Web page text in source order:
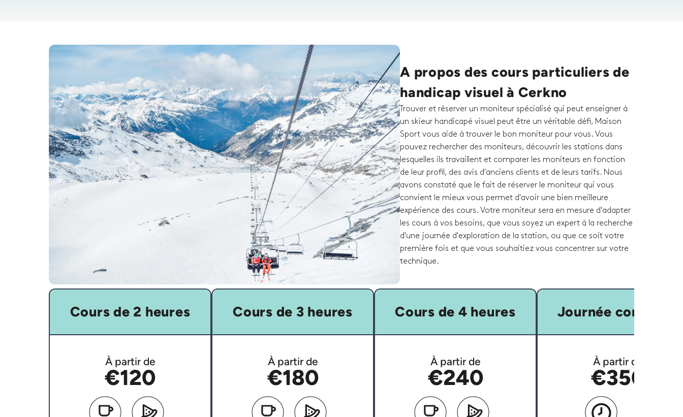
A propos des cours particuliers de
handicap visuel à Cerkno
Trouver et réserver un moniteur spécialisé qui peut enseigner à
un skieur handicapé visuel peut être un véritable défi, Maison
Sport vous aide à trouver le bon moniteur pour vous. Vous
pouvez rechercher des moniteurs, découvrir les stations dans
lesquelles ils travaillent et comparer les moniteurs en fonction
de leur profil, des avis d'anciens clients et de leurs tarifs. Nous
avons constaté que le fait de réserver le moniteur qui vous
convient le mieux vous permet d'avoir une bien meilleure
expérience des cours. Votre moniteur sera en mesure d'adapter
les cours à vos besoins, que vous soyez un expert à la recherche
d'une journée d'exploration de la station, ou que ce soit votre
première fois et que vous souhaitiez vous concentrer sur votre
technique.
Cours de 2 heures
À partir de
€120
Cours de 3 heures
À partir de
€180
Cours de 4 heures
À partir de
€240
Journée complète
À partir de
€350